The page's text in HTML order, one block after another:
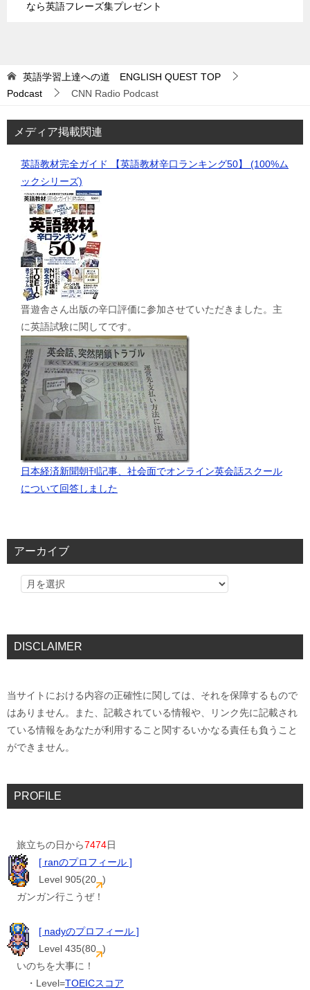
なら英語フレーズ集プレゼント
英語学習上達への道 ENGLISH QUEST TOP
Podcast
CNN Radio Podcast
メディア掲載関連
英語教材完全ガイド 【英語教材辛口ランキング50】 (100%ム
ックシリーズ)
晋遊舎さん出版の辛口評価に参加させていただきました。主
に英語試験に関してです。
日本経済新聞朝刊記事、社会面でオンライン英会話スクール
について回答しました
アーカイブ
DISCLAIMER
当サイトにおける内容の正確性に関しては、それを保障するもので
はありません。また、記載されている情報や、リンク先に記載され
ている情報をあなたが利用すること関するいかなる責任も負うこと
ができません。
PROFILE
旅立ちの日から7474日
[ ranのプロフィール ]
Level 905(20 )
ガンガン行こうぜ！
[ nadyのプロフィール ]
Level 435(80 )
いのちを大事に！
・Level=TOEICスコア